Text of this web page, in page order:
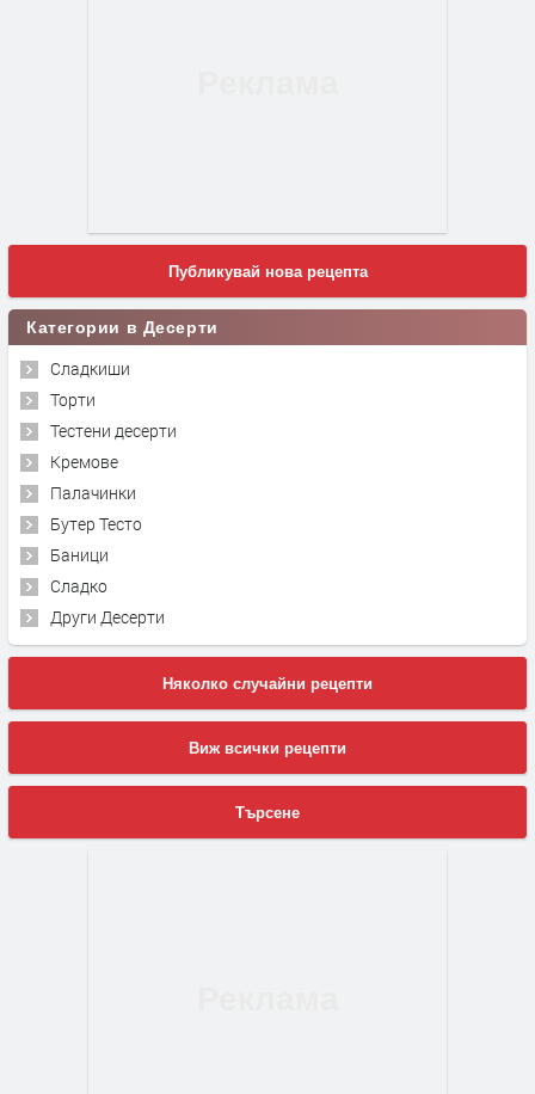
Публикувай нова рецепта
Категории в Десерти
Сладкиши
Торти
Тестени десерти
Кремове
Палачинки
Бутер Тесто
Баници
Сладко
Други Десерти
Няколко случайни рецепти
Виж всички рецепти
Търсене